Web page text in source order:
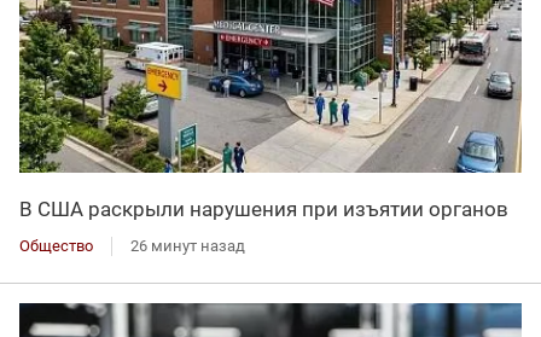
В США раскрыли нарушения при изъятии органов
Общество 26 минут назад